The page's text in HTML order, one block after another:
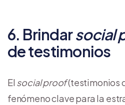
6. Brindarsocial
de testimonios
El social proof(testimonios
fenómeno clave para la